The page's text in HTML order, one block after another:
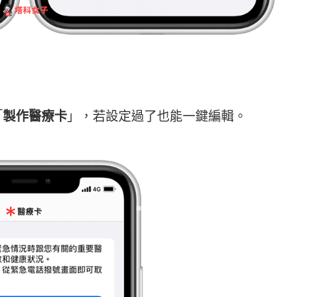
製作醫療卡 」，若設定過了也能一鍵編輯。